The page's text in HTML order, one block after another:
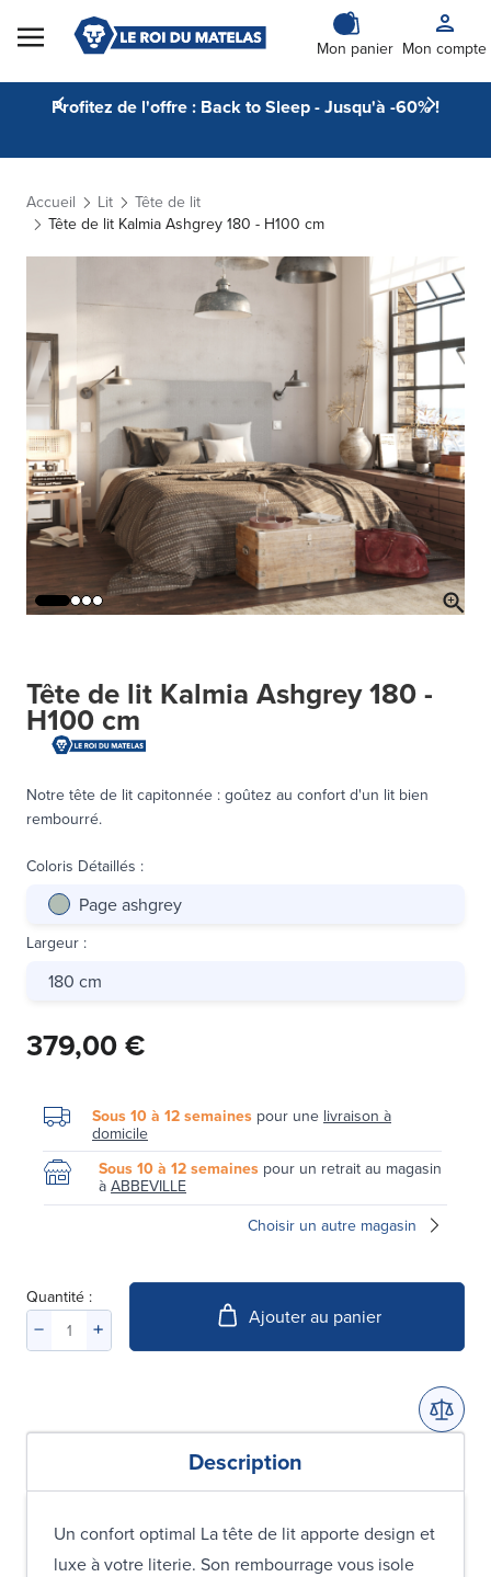
Skip to Content
Mon panier Mon compte
Profitez de l'offre : Back to Sleep - Jusqu'à -60% !
Accueil Lit
Tête de lit
Tête de lit Kalmia Ashgrey 180 - H100 cm
Tête de lit Kalmia Ashgrey 180 -
H100 cm
Notre tête de lit capitonnée : goûtez au confort d'un lit bien
rembourré.
Coloris Détaillés :
Page ashgrey
Largeur :
180 cm
379,00 €
Sous 10 à 12 semaines pour une livraison à
domicile
Sous 10 à 12 semaines pour un retrait au magasin
à ABBEVILLE
Choisir un autre magasin
Quantité :
Ajouter au panier
Description
Un confort optimal La tête de lit apporte design et
luxe à votre literie. Son rembourrage vous isole